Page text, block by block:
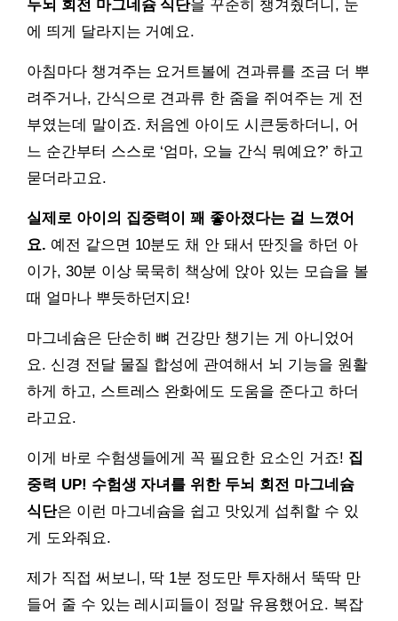
두뇌 회전 마그네슘 식단을 꾸준히 챙겨줬더니, 눈
에 띄게 달라지는 거예요.
아침마다 챙겨주는 요거트볼에 견과류를 조금 더 뿌
려주거나, 간식으로 견과류 한 줌을 쥐여주는 게 전
부였는데 말이죠. 처음엔 아이도 시큰둥하더니, 어
느 순간부터 스스로 ‘엄마, 오늘 간식 뭐예요?’ 하고
묻더라고요.
실제로 아이의 집중력이 꽤 좋아졌다는 걸 느꼈어
요. 예전 같으면 10분도 채 안 돼서 딴짓을 하던 아
이가, 30분 이상 묵묵히 책상에 앉아 있는 모습을 볼
때 얼마나 뿌듯하던지요!
마그네슘은 단순히 뼈 건강만 챙기는 게 아니었어
요. 신경 전달 물질 합성에 관여해서 뇌 기능을 원활
하게 하고, 스트레스 완화에도 도움을 준다고 하더
라고요.
이게 바로 수험생들에게 꼭 필요한 요소인 거죠! 집
중력 UP! 수험생 자녀를 위한 두뇌 회전 마그네슘
식단은 이런 마그네슘을 쉽고 맛있게 섭취할 수 있
게 도와줘요.
제가 직접 써보니, 딱 1분 정도만 투자해서 뚝딱 만
들어 줄 수 있는 레시피들이 정말 유용했어요. 복잡